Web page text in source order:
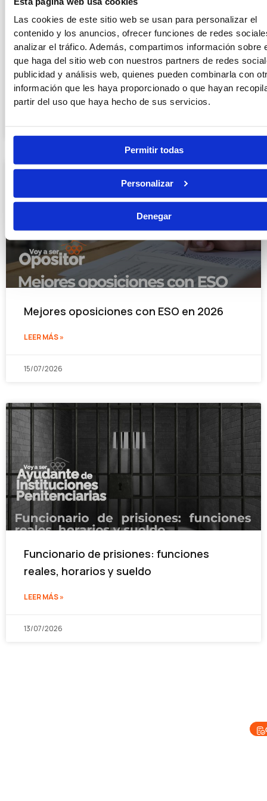
Las cookies de este sitio web se usan para personalizar el
contenido y los anuncios, ofrecer funciones de redes
analizar el tráfico. Además, compartimos información sobre
que haga del sitio web con nuestros partners de redes
publicidad y análisis web, quienes pueden combinarla con
información que les haya proporcionado o que hayan
partir del uso que haya hecho de sus servicios.
Permitir todas
Personalizar
Denegar
Auxilio Judicial, Tramitación o Gestión:
cuál elegir
LEER MÁS »
Mejores oposiciones con ESO en 2026
LEER MÁS »
15/07/2026
Funcionario de prisiones: funciones
reales, horarios y sueldo
LEER MÁS »
13/07/2026